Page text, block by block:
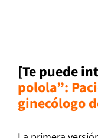
[Te puede
polola”:
ginecólogo